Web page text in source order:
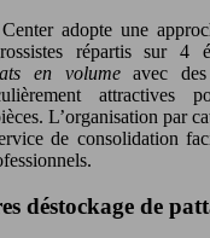
adopte une
répartis sur 4
en volumeavec
attractives
L’organisation par
de consolidation
déstockage de